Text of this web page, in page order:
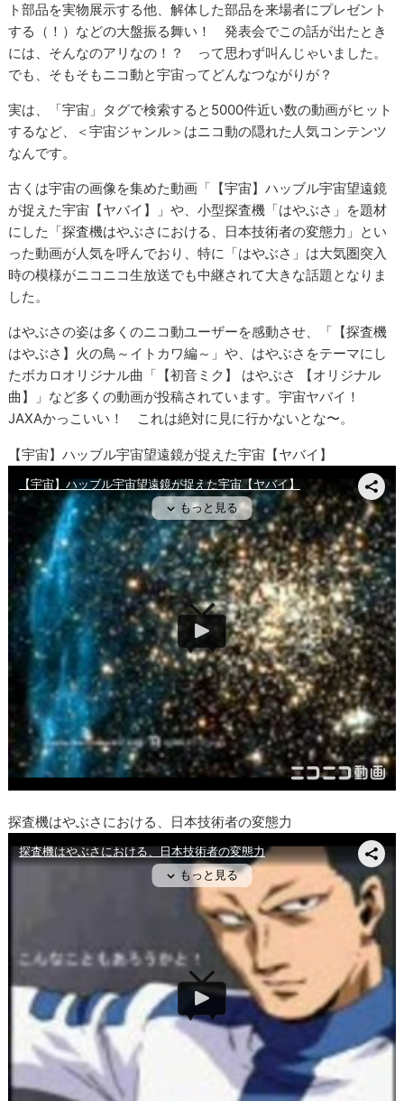
ト部品を実物展示する他、解体した部品を来場者にプレゼント
する（！）などの大盤振る舞い！ 発表会でこの話が出たとき
には、そんなのアリなの！？ って思わず叫んじゃいました。
でも、そもそもニコ動と宇宙ってどんなつながりが？
実は、「宇宙」タグで検索すると5000件近い数の動画がヒット
するなど、＜宇宙ジャンル＞はニコ動の隠れた人気コンテンツ
なんです。
古くは宇宙の画像を集めた動画「【宇宙】ハッブル宇宙望遠鏡
が捉えた宇宙【ヤバイ】」や、小型探査機「はやぶさ」を題材
にした「探査機はやぶさにおける、日本技術者の変態力」とい
った動画が人気を呼んでおり、特に「はやぶさ」は大気圏突入
時の模様がニコニコ生放送でも中継されて大きな話題となりま
した。
はやぶさの姿は多くのニコ動ユーザーを感動させ、「【探査機
はやぶさ】火の鳥～イトカワ編～」や、はやぶさをテーマにし
たボカロオリジナル曲「【初音ミク】 はやぶさ 【オリジナル
曲】」など多くの動画が投稿されています。宇宙ヤバイ！
JAXAかっこいい！ これは絶対に見に行かないとな〜。
【宇宙】ハッブル宇宙望遠鏡が捉えた宇宙【ヤバイ】
探査機はやぶさにおける、日本技術者の変態力